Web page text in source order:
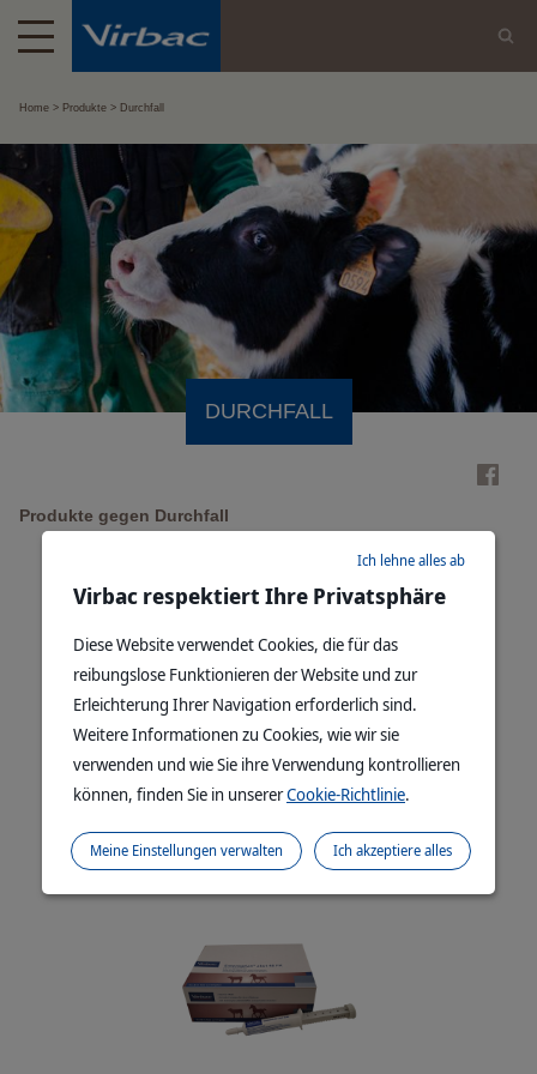
Home Produkte Durchfall
DURCHFALL
Produkte gegen Durchfall
ENERLYTE PLUS - für Kälber und Absatzferkel
Virbac respektiert Ihre Privatsphäre
Diese Website verwendet Cookies, die für das
reibungslose Funktionieren der Website und zur
Erleichterung Ihrer Navigation erforderlich sind.
Weitere Informationen zu Cookies, wie wir sie
verwenden und wie Sie ihre Verwendung kontrollieren
können, finden Sie in unsererCookie-Richtlinie.
Ich lehne alles ab
Ich akzeptiere alles
Meine Einstellungen verwalten